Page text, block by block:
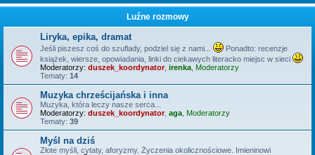
Luźne rozmowy
Liryka, epika, dramat
Jeśli piszesz coś do szuflady, podziel się z nami...
Ponadto: recenzje
książek, wiersze, opowiadania, linki do ciekawych literacko miejsc w sieci
Moderatorzy: duszek_koordynator, irenka Moderatorzy
Tematy: 14
Muzyka chrześcijańska i inna
Muzyka, która leczy nasze serca...
Moderatorzy: duszek_koordynator, aga Moderatorzy
Tematy: 39
Myśl na dziś
Złote myśli, cytaty, aforyzmy. Życzenia okolicznościowe. Imieninowi